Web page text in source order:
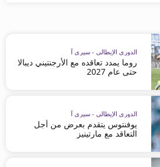
الدوري الإيطالي - سيري آ
روما يمدد تعاقده مع الأرجنتيني ديبالا
حتى عام 2027
الدوري الإيطالي - سيري آ
يوفنتوس يتقدم بعرض من أجل
التعاقد مع مارتينيز